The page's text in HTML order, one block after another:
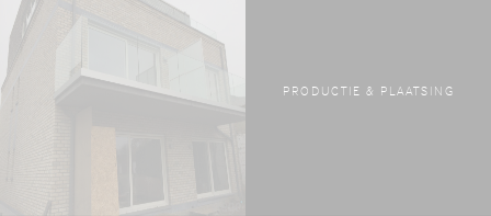
PRODUCTIE & PLAATSING